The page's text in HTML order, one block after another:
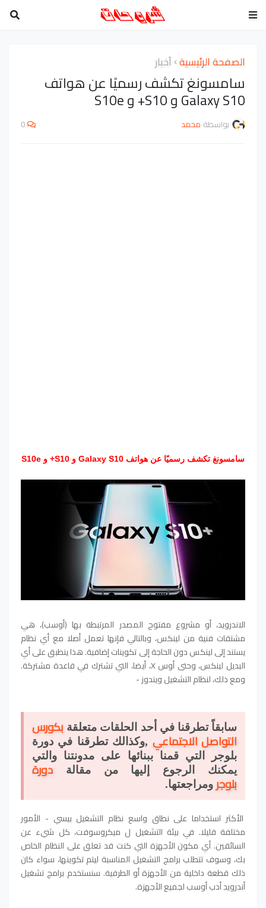
الصفحة الرئيسية أخبار
سامسونغ تكشف رسميًا عن هواتف
Galaxy S10 و S10+ و S10e
بواسطة محمد 0
سامسونغ تكشف رسميًا عن هواتف Galaxy S10 و S10+ و S10e
الاندرويد، أو مشروع مفتوح المصدر المرتبطة بها (أوسب)، هي
مشتقات فنية من لينكس، وبالتالي فإنها تعمل أصلا مع أي نظام
يستند إلى لينكس دون الحاجة إلى تكوينات إضافية. هذا ينطبق على أي
البديل لينكس، وحتى أوس X، أيضا، التي تشترك في قاعدة مشتركة.
ومع ذلك، لنظام التشغيل ويندوز -
سابقاً تطرقنا في أحد الحلقات متعلقة بكورس
التواصل الاجتماعي ,وكذالك تطرقنا في دورة
بلوجر التي قمنا ببنائها على مدونتنا والتي
يمكنك الرجوع إليها من مقالة دورة
بلوجر ومراجعتها.
الأكثر استخداما على نطاق واسع نظام التشغيل بيسي - الأمور
مختلفة قليلا. في بيئة التشغيل ل ميكروسوفت، كل شيء عن
السائقين. أي مكون الأجهزة التي كنت قد تعلق على النظام الخاص
بك، وسوف تتطلب برامج التشغيل المناسبة ليتم تكوينها، سواء كان
ذلك قطعة داخلية من الأجهزة أو الطرفية. سنستخدم برامج تشغيل
أندرويد أدب أوسب لجميع الأجهزة.